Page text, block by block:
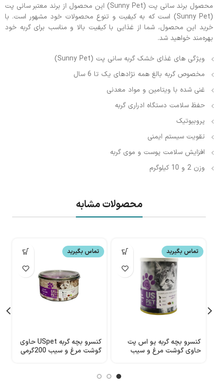
محصول برند سانی پت (Sunny Pet) این محصول از برند معتبر سانی پت
(Sunny Pet) است که به کیفیت و تنوع محصولات خود مشهور است. با
خرید این محصول، شما از غذایی با کیفیت بالا و مناسب برای گربه خود
بهره‌مند خواهید شد.
ویژگی های غذای خشک گربه سانی پت (Sunny Pet)
مخصوص گربه بالغ همه نژادهای یک تا 6 سال
غنی شده با ویتامین و مواد معدنی
حفظ سلامت دستگاه ادراری گربه
پروبیوتیک
تقویت سیستم ایمنی
افزایش سلامت پوست و موی گربه
وزن 2 و 10 کیلوگرم
محصولات مشابه
تماس بگیرید
کنسرو بچه گربه یو اس پت
حاوی گوشت مرغ و سیب
تماس بگیرید
کنسرو بچه گربه USpet حاوی
گوشت مرغ و سیب 200گرمی